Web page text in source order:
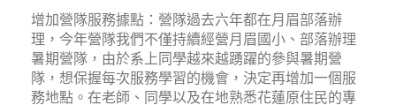
增加營隊服務據點：營隊過去六年都在月眉部落辦
理，今年營隊我們不僅持續經營月眉國小、部落辦理
暑期營隊，由於系上同學越來越踴躍的參與暑期營
隊，想保握每次服務學習的機會，決定再增加一個服
務地點。在老師、同學以及在地熟悉花蓮原住民的專